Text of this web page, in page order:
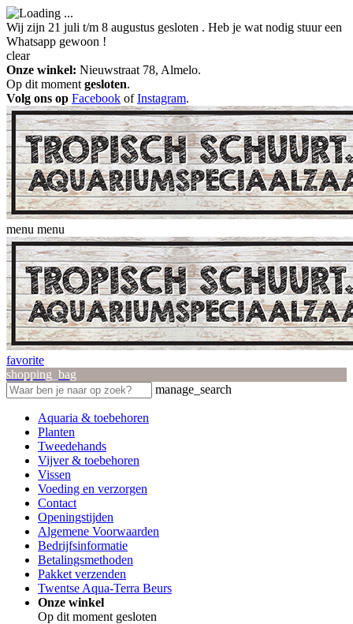
Wij zijn 21 juli t/m 8 augustus gesloten . Heb je wat nodig stuur een
Whatsapp gewoon !
clear
Onze winkel: Nieuwstraat 78, Almelo.
Op dit moment gesloten.
Volg ons op Facebook ofInstagram.
menu menu
favorite
shopping_bag
manage_search
Aquaria & toebehoren
Planten
Tweedehands
Vijver & toebehoren
Vissen
Voeding en verzorgen
Contact
Openingstijden
Algemene Voorwaarden
Bedrijfsinformatie
Betalingsmethoden
Pakket verzenden
Twentse Aqua-Terra Beurs
Onze winkel
Op dit moment gesloten